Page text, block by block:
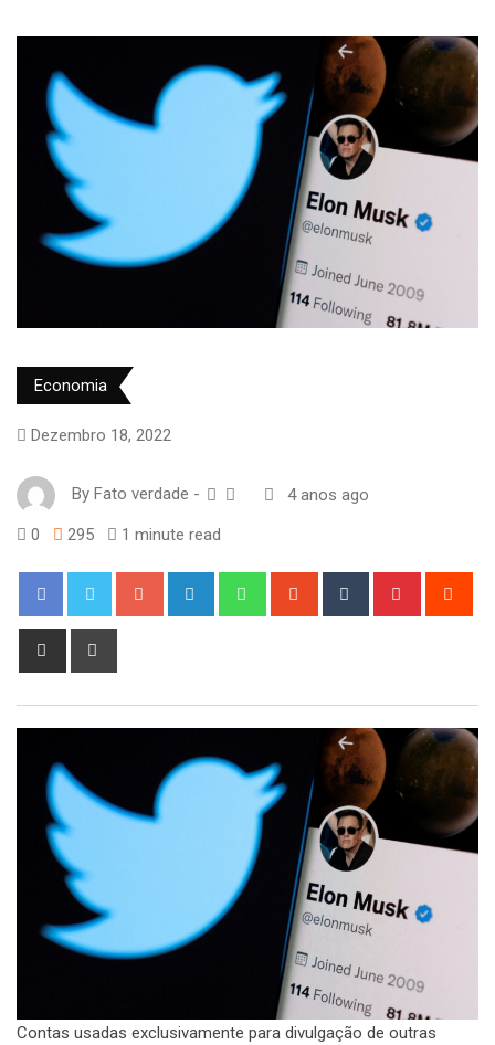
Economia
Dezembro 18, 2022
By Fato verdade - 4 anos ago
0 295 1 minute read
Google+ LinkedIn WhatsappStumbleUpon
Tumblr Pinterest
Share
Contas usadas exclusivamente para divulgação de outras